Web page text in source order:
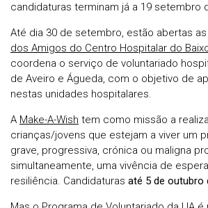
candidaturas terminam já a 19 setembro
Até dia 30 de setembro, estão abertas
dos Amigos do Centro Hospitalar do
coordena o serviço de voluntariado
de Aveiro e Águeda, com o objetivo de
nestas unidades hospitalares.
A Make-A-Wish tem como missão a
crianças/jovens que estejam a viver um
grave, progressiva, crónica ou maligna
simultaneamente, uma vivência de
resiliência. Candidaturas até 5 de outubro